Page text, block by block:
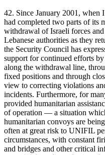
42. Since January 2001,
had completed two parts of its
withdrawal of Israeli forces
Lebanese authorities as they
the Security Council has
support for continued efforts
along the withdrawal line,
fixed positions and through
view to correcting violations
incidents. Furthermore, for
provided humanitarian
of operation — a situation
humanitarian convoys are
often at great risk to UNIFIL
circumstances, with constant
and bridges and other critical